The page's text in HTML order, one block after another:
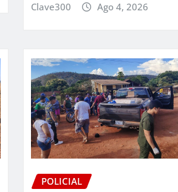
Clave300 Ago 4, 2026
POLICIAL